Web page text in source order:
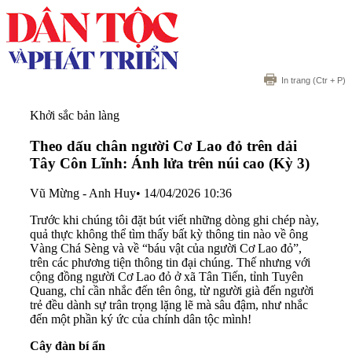
In trang (Ctr + P)
Khởi sắc bản làng
Theo dấu chân người Cơ Lao đỏ trên dải
Tây Côn Lĩnh: Ánh lửa trên núi cao (Kỳ 3)
Vũ Mừng - Anh Huy• 14/04/2026 10:36
Trước khi chúng tôi đặt bút viết những dòng ghi chép này,
quả thực không thể tìm thấy bất kỳ thông tin nào về ông
Vàng Chá Sèng và về “báu vật của người Cơ Lao đỏ”,
trên các phương tiện thông tin đại chúng. Thế nhưng với
cộng đồng người Cơ Lao đỏ ở xã Tân Tiến, tỉnh Tuyên
Quang, chỉ cần nhắc đến tên ông, từ người già đến người
trẻ đều dành sự trân trọng lặng lẽ mà sâu đậm, như nhắc
đến một phần ký ức của chính dân tộc mình!
Cây đàn bí ẩn